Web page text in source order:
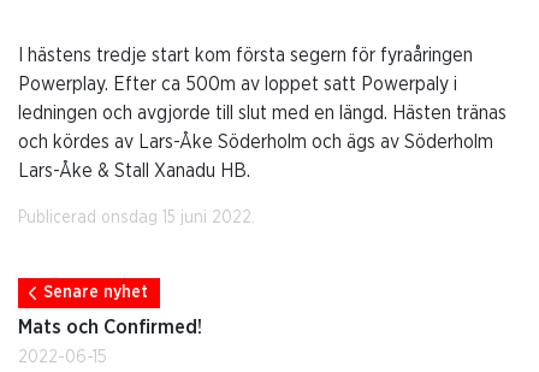
I hästens tredje start kom första segern för fyraåringen
Powerplay. Efter ca 500m av loppet satt Powerpaly i
ledningen och avgjorde till slut med en längd. Hästen tränas
och kördes av Lars-Åke Söderholm och ägs av Söderholm
Lars-Åke & Stall Xanadu HB.
Publicerad onsdag 15 juni 2022.
Senare nyhet
Mats och Confirmed!
2022-06-15